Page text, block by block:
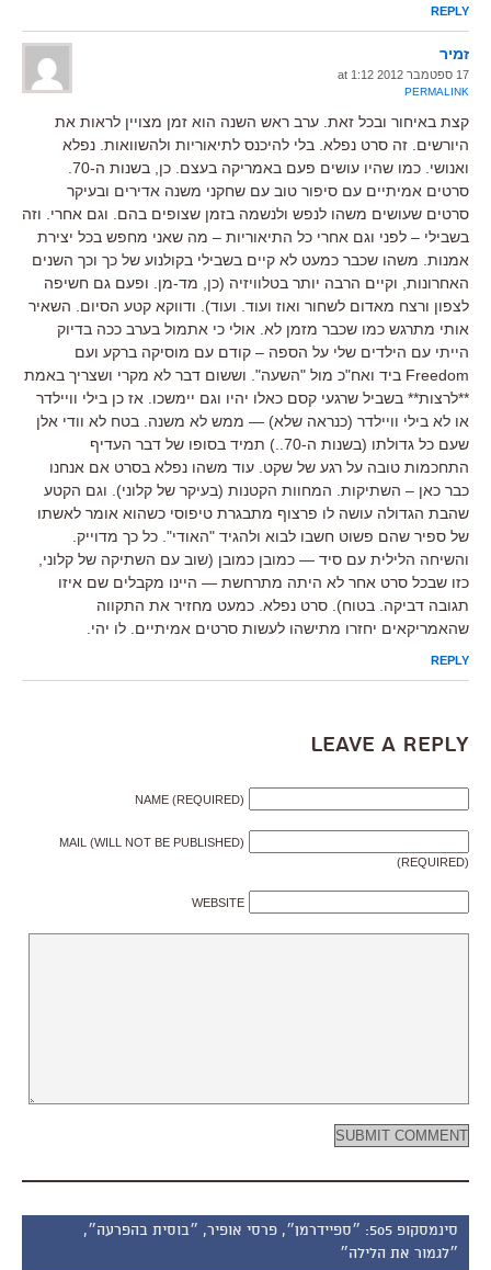
REPLY
זמיר
17 ספטמבר 2012 at 1:12
PERMALINK
קצת באיחור ובכל זאת. ערב ראש השנה הוא זמן מצויין לראות את
היורשים. זה סרט נפלא. בלי להיכנס לתיאוריות ולהשוואות. נפלא
סרטים אמיתיים עם סיפור טוב עם שחקני משנה אדירים ובעיקר
סרטים שעושים משהו לנפש ולנשמה בזמן שצופים בהם. וגם אחרי. וזה
בשבילי – לפני וגם אחרי כל התיאוריות – מה שאני מחפש בכל יצירת
אמנות. משהו שכבר כמעט לא קיים בשבילי בקולנוע של כך וכך השנים
האחרונות, וקיים הרבה יותר בטלוויזיה (כן, מד-מן. ופעם גם חשיפה
לצפון ורצח מאדום לשחור ואוז ועוד. ועוד). ודווקא קטע הסיום. השאיר
אותי מתרגש כמו שכבר מזמן לא. אולי כי אתמול בערב ככה בדיוק
הייתי עם הילדים שלי על הספה – קודם עם מוסיקה ברקע ועם
Freedom ביד ואח"כ מול "השעה". וששום דבר לא מקרי ושצריך באמת
**לרצות** בשביל שרגעי קסם כאלו יהיו וגם יימשכו. אז כן בילי וויילדר
או לא בילי וויילדר (כנראה שלא) — ממש לא משנה. בטח לא וודי אלן
שעם כל גדולתו (בשנות ה-70..) תמיד בסופו של דבר העדיף
התחכמות טובה על רגע של שקט. עוד משהו נפלא בסרט אם אנחנו
כבר כאן – השתיקות. המחוות הקטנות (בעיקר של קלוני). וגם הקטע
שהבת הגדולה עושה לו פרצוף מתבגרת טיפוסי כשהוא אומר לאשתו
של ספיר שהם פשוט חשבו לבוא ולהגיד "האודי". כל כך מדוייק.
והשיחה הלילית עם סיד — כמובן כמובן (שוב עם השתיקה של קלוני,
כזו שבכל סרט אחר לא היתה מתרחשת — היינו מקבלים שם איזו
תגובה דביקה. בטוח). סרט נפלא. כמעט מחזיר את התקווה
שהאמריקאים יחזרו מתישהו לעשות סרטים אמיתיים. לו יהי.
REPLY
Leave a Reply
NAME (REQUIRED)
MAIL (WILL NOT BE PUBLISHED)
(REQUIRED)
WEBSITE
סינמסקופ 505: ״ספיידרמן״, פרסי אופיר, ״בוסית בהפרעה״,
״לגמור את הלילה״